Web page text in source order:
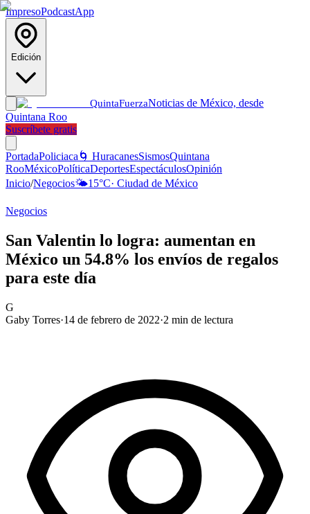
ImpresoPodcastApp
Edición
QuintaFuerzaNoticias de México, desde
Quintana Roo
Suscríbete gratis
PortadaPoliciaca 🌀 HuracanesSismosQuintana
RooMéxicoPolíticaDeportesEspectáculosOpinión
Inicio/Negocios🌤️15°C· Ciudad de México
Negocios
San Valentin lo logra: aumentan en
México un 54.8% los envíos de regalos
para este día
G
Gaby Torres·14 de febrero de 2022·2 min de lectura